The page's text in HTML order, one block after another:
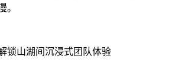
。
锁山湖间沉浸式团队体验